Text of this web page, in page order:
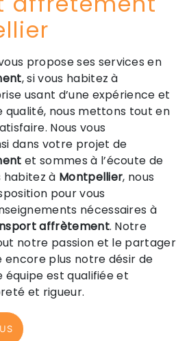
propose ses services en
, si vous habitez à
usant d’une expérience et
qualité, nous mettons tout en
Nous vous
dans votre projet de
et sommes à l’écoute de
habitez à Montpellier, nous
pour vous
nécessaires à
affrètement. Notre
notre passion et le partager
plus notre désir de
équipe est qualifiée et
et rigueur.